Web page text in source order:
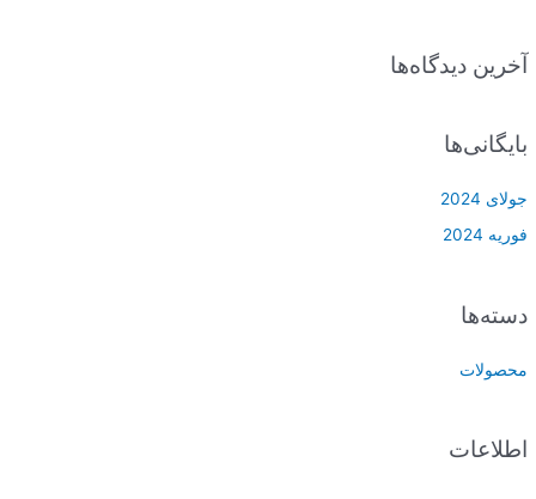
آخرین دیدگاه‌ها
بایگانی‌ها
جولای 2024
فوریه 2024
دسته‌ها
محصولات
اطلاعات